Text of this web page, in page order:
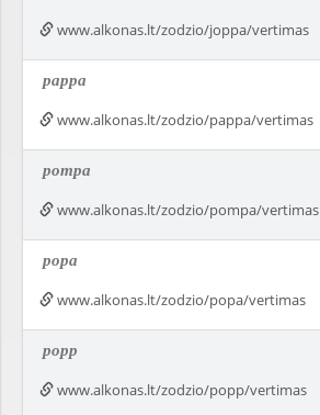
www.alkonas.lt/zodzio/joppa/vertimas
pappa
www.alkonas.lt/zodzio/pappa/vertimas
pompa
www.alkonas.lt/zodzio/pompa/vertimas
popa
www.alkonas.lt/zodzio/popa/vertimas
popp
www.alkonas.lt/zodzio/popp/vertimas